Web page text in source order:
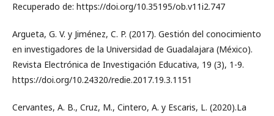
Recuperado de: https://doi.org/10.35195/ob.v11i2.747
Argueta, G. V. y Jiménez, C. P. (2017). Gestión del conocimiento
en investigadores de la Universidad de Guadalajara (México).
Revista Electrónica de Investigación Educativa, 19 (3), 1-9.
https://doi.org/10.24320/redie.2017.19.3.1151
Cervantes, A. B., Cruz, M., Cintero, A. y Escaris, L. (2020).La